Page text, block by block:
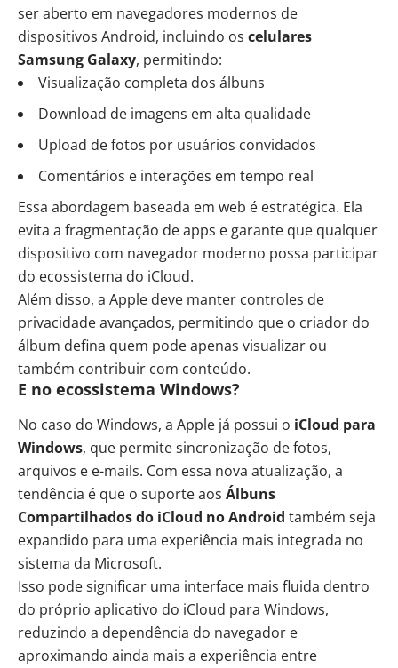
ser aberto em navegadores modernos de
dispositivos Android, incluindo os celulares
Samsung Galaxy, permitindo:
Visualização completa dos álbuns
Download de imagens em alta qualidade
Upload de fotos por usuários convidados
Comentários e interações em tempo real
Essa abordagem baseada em web é estratégica. Ela
evita a fragmentação de apps e garante que qualquer
dispositivo com navegador moderno possa participar
do ecossistema do iCloud.
Além disso, a Apple deve manter controles de
privacidade avançados, permitindo que o criador do
álbum defina quem pode apenas visualizar ou
também contribuir com conteúdo.
E no ecossistema Windows?
No caso do Windows, a Apple já possui o iCloud para
Windows, que permite sincronização de fotos,
arquivos e e-mails. Com essa nova atualização, a
tendência é que o suporte aos Álbuns
Compartilhados do iCloud no Android também seja
expandido para uma experiência mais integrada no
sistema da Microsoft.
Isso pode significar uma interface mais fluida dentro
do próprio aplicativo do iCloud para Windows,
reduzindo a dependência do navegador e
aproximando ainda mais a experiência entre